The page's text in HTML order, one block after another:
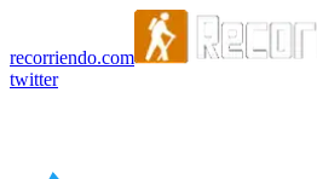
recorriendo.com
twitter